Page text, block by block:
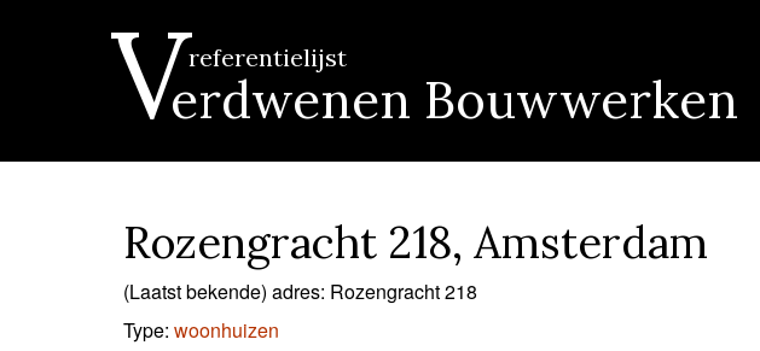
referentielijst
Verdwenen Bouwwerken
Rozengracht 218, Amsterdam
(Laatst bekende) adres: Rozengracht 218
Type: woonhuizen